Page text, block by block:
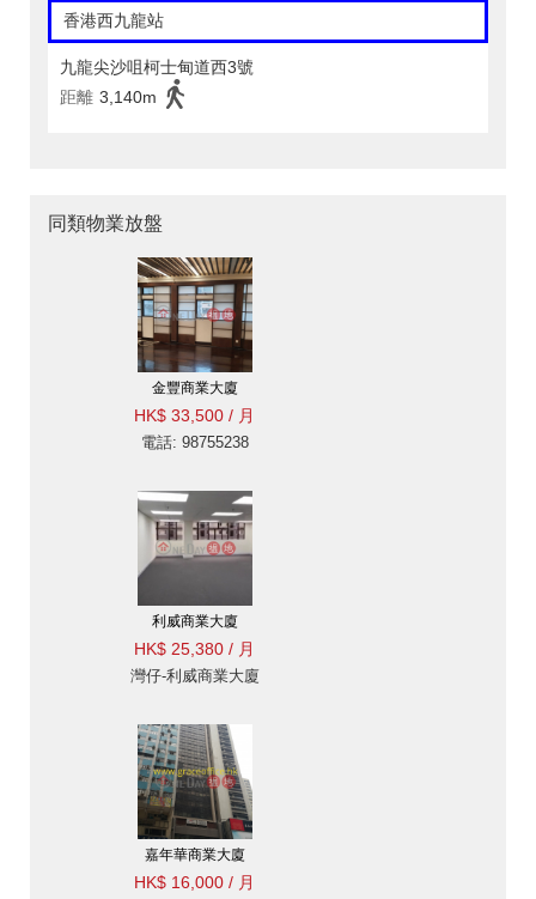
香港西九龍站
九龍尖沙咀柯士甸道西3號
距離 3,140m
同類物業放盤
金豐商業大廈
HK$ 33,500 / 月
電話: 98755238
利威商業大廈
HK$ 25,380 / 月
灣仔-利威商業大廈
嘉年華商業大廈
HK$ 16,000 / 月